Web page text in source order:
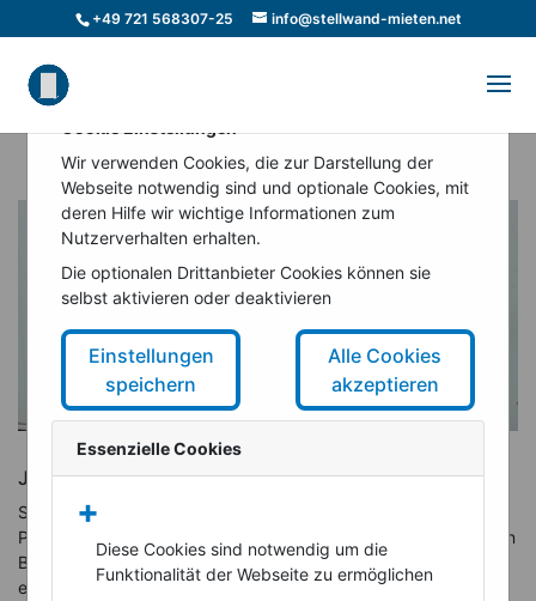
Wir verwenden Cookies, die zur Darstellung der
Webseite notwendig sind und optionale Cookies, mit
deren Hilfe wir wichtige Informationen zum
Nutzerverhalten erhalten.
Die optionalen Drittanbieter Cookies können sie
selbst aktivieren oder deaktivieren
Einstellungen
speichern
Alle Cookies
akzeptieren
Essenzielle Cookies
+
Diese Cookies sind notwendig um die
Funktionalität der Webseite zu ermöglichen
+49 721 568307-25 info@stellwand-mieten.net
Job in Berlin-Pankow
Stellenanzeige: Mitarbeiter auf Minijob-Basis gesucht in Berlin-
Pankow Wir suchen tatkräftige Unterstützung für unser Team in
Berlin-Pankow! Wenn Sie auf der Suche nach einem Minijob,
einem Nebenjob oder einer Tätigkeit auf Rechnung als